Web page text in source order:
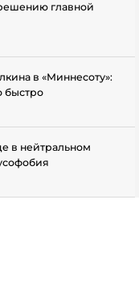
главной
в «Миннесоту»:
быстро
в нейтральном